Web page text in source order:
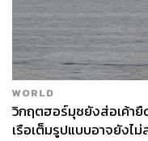
WORLD
วิกฤตฮอร์มุซยังส่อเค้ายื
เรือเต็มรูปแบบอาจยังไ